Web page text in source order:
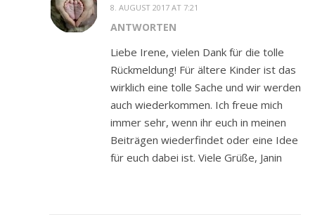
8. AUGUST 2017 AT 7:21
ANTWORTEN
Liebe Irene, vielen Dank für die tolle
Rückmeldung! Für ältere Kinder ist das
wirklich eine tolle Sache und wir werden
auch wiederkommen. Ich freue mich
immer sehr, wenn ihr euch in meinen
Beiträgen wiederfindet oder eine Idee
für euch dabei ist. Viele Grüße, Janin